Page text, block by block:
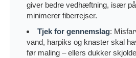
giver bedre vedhæftning, især
minimerer fiberrejser.
Tjek for gennemslag:
vand, harpiks og knaster skal
før maling – ellers dukker